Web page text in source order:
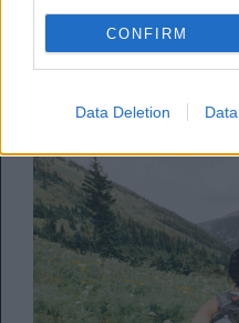
CONFIRM
Data Deletion
ByΚλέλια Φατούρου
08.06.2026